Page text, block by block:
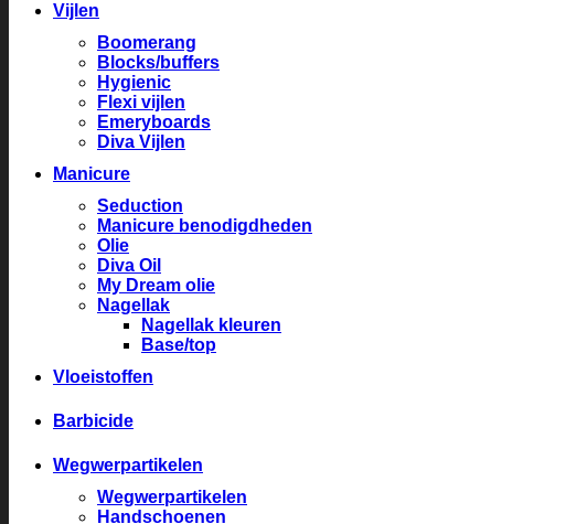
Vijlen
Boomerang
Blocks/buffers
Hygienic
Flexi vijlen
Emeryboards
Diva Vijlen
Manicure
Seduction
Manicure benodigdheden
Olie
Diva Oil
My Dream olie
Nagellak
Nagellak kleuren
Base/top
Vloeistoffen
Barbicide
Wegwerpartikelen
Wegwerpartikelen
Handschoenen